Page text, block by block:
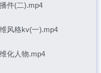
件(二).mp4
风格kv(一).mp4
化人物.mp4